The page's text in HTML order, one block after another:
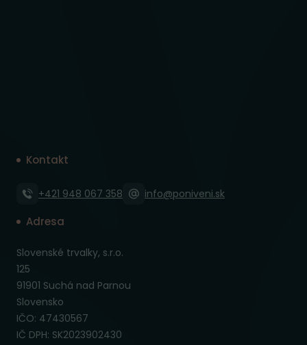
Kontakt
+421 948 067 358 info@poniveni.sk
Adresa
Slovenské trvalky, s.r.o.
125
91901 Suchá nad Parnou
Slovensko
IČO: 47430567
IČ DPH: SK2023902430